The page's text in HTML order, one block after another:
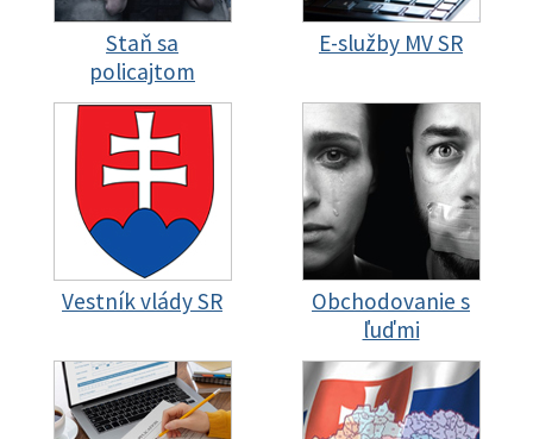
Staň sa
policajtom
E-služby MV SR
Vestník vlády SR
Obchodovanie s
ľuďmi